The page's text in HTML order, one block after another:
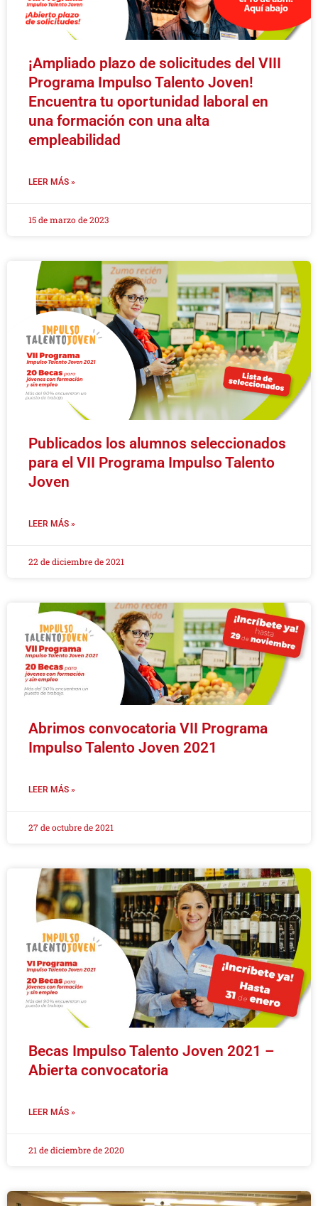
¡Ampliado plazo de solicitudes del VIII
Programa Impulso Talento Joven!
Encuentra tu oportunidad laboral en
una formación con una alta
empleabilidad
LEER MÁS »
15 de marzo de 2023
Publicados los alumnos seleccionados
para el VII Programa Impulso Talento
Joven
LEER MÁS »
22 de diciembre de 2021
Abrimos convocatoria VII Programa
Impulso Talento Joven 2021
LEER MÁS »
27 de octubre de 2021
Becas Impulso Talento Joven 2021 –
Abierta convocatoria
LEER MÁS »
21 de diciembre de 2020